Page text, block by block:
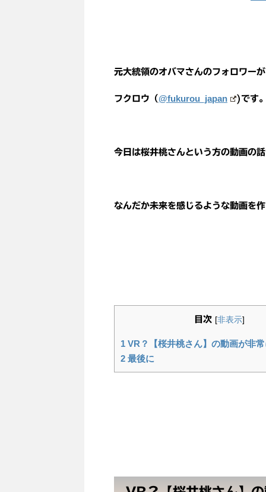
元大統領のオバマさんのフォロワーが
フクロウ（ @fukurou_japan )です
今日は桜井桃さんという方の動画の
なんだか未来を感じるような動画を
目次 [非表示]
1 VR？【桜井桃さん】の動画が非
2 最後に